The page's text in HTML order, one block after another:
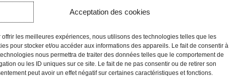
Acceptation des cookies
offrir les meilleures expériences, nous utilisons des technologies telles que les
pour stocker et/ou accéder aux informations des appareils. Le fait de consentir à
nous permettra de traiter des données telles que le comportement de
ou les ID uniques sur ce site. Le fait de ne pas consentir ou de retirer son
peut avoir un effet négatif sur certaines caractéristiques et fonctions.
un équipement essentiel pour tous les sportifs qu’il s’agisse
Elle offre un soutien lombaire solide, réduit le risque de
est disponible en deux modèles : la 10 mm et la 13 mm.